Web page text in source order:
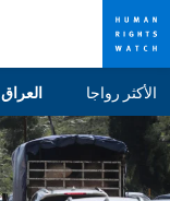
Skip
to
cookie
privacy
notice
Skip
to
main
content
الأكثر رواجا العراق